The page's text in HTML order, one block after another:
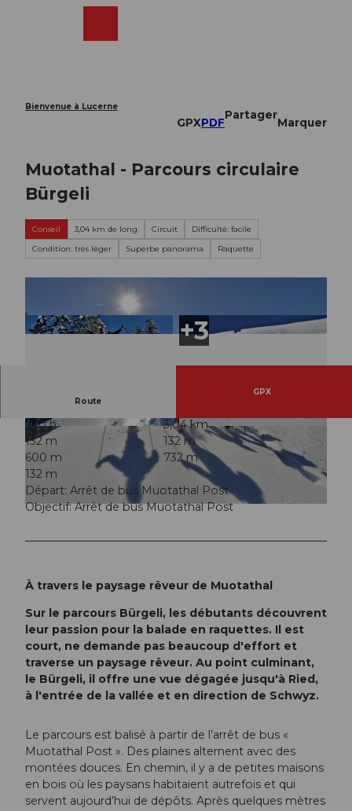
Bienvenue à Lucerne
GPXPDF
Partager
Marquer
Muotathal - Parcours circulaire
Bürgeli
Conseil 3,04 km de long Circuit
Difficulté: facile
Condition: très léger
Superbe panorama Raquette
© Stoos-Muotatal Tourismus, Stoos-Muotatal Tourismus
© Stoos-Muotatal Tourismus, Stoos-Muotatal T
ourismus
© Stoos-Muotatal Tourismus, Stoos-Muotatal T
ourismus
Route
GPX
1:30 h
3,04 km
132 m
132 m
600 m
732 m
132 m
Départ: Arrêt de bus Muotathal Post
Objectif: Arrêt de bus Muotathal Post
À travers le paysage rêveur de Muotathal
Sur le parcours Bürgeli, les débutants découvrent
leur passion pour la balade en raquettes. Il est
court, ne demande pas beaucoup d'effort et
traverse un paysage rêveur. Au point culminant,
le Bürgeli, il offre une vue dégagée jusqu'à Ried,
à l'entrée de la vallée et en direction de Schwyz.
Le parcours est balisé à partir de l’arrêt de bus «
Muotathal Post ». Des plaines alternent avec des
montées douces. En chemin, il y a de petites maisons
en bois où les paysans habitaient autrefois et qui
servent aujourd’hui de dépôts. Après quelques mètres